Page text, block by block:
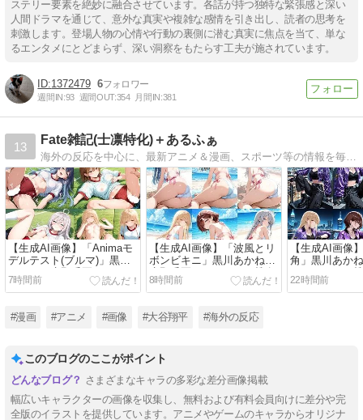
ステリー要素を絶妙に融合させています。各話が持つ独特な緊張感と深い
人間ドラマを通じて、意外な真実や複雑な感情を引き出し、読者の思考を
刺激します。登場人物の心情や行動の裏側に潜む真実に焦点を当て、単な
るエンタメにとどまらず、深い洞察をもたらす工夫が施されています。
1372479 6
週間IN:93 週間OUT:354 月間IN:381
13
Fate雑記(士凛特化)＋あるふぁ
海外の反応を中心に、最新アニメ＆漫画、スポーツ等の情報を毎日紹介
【生成AI画像】「Animaモ
デルテスト(ブルマ)」黒川
あかね＋鹿野千夏＋アーリ
ャ＋椎名真昼＋桜島麻衣＋
恋＋樋口円香＋朝凪海＋ア
リューシア【R-18】
7時間前
【生成AI画像】「波風とリ
ボンビキニ」黒川あかね＋
鹿野千夏＋アーリャ＋椎名
真昼＋和栗薫子＋アリュー
8時間前
【生成AI画像
角」黒川あか
＋アーリャ＋
栗薫子＋アリ
22時間前
#漫画 #アニメ #画像 #大谷翔平 #海外の反応
このブログのここがポイント
さまざまなキャラの多彩な差分画像掲載
幅広いキャラクターの画像を収集し、無料および有料会員向けに差分や完
全版のイラストを提供しています。アニメやゲームのキャラからオリジナ